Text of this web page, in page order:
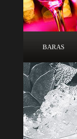
BARAS